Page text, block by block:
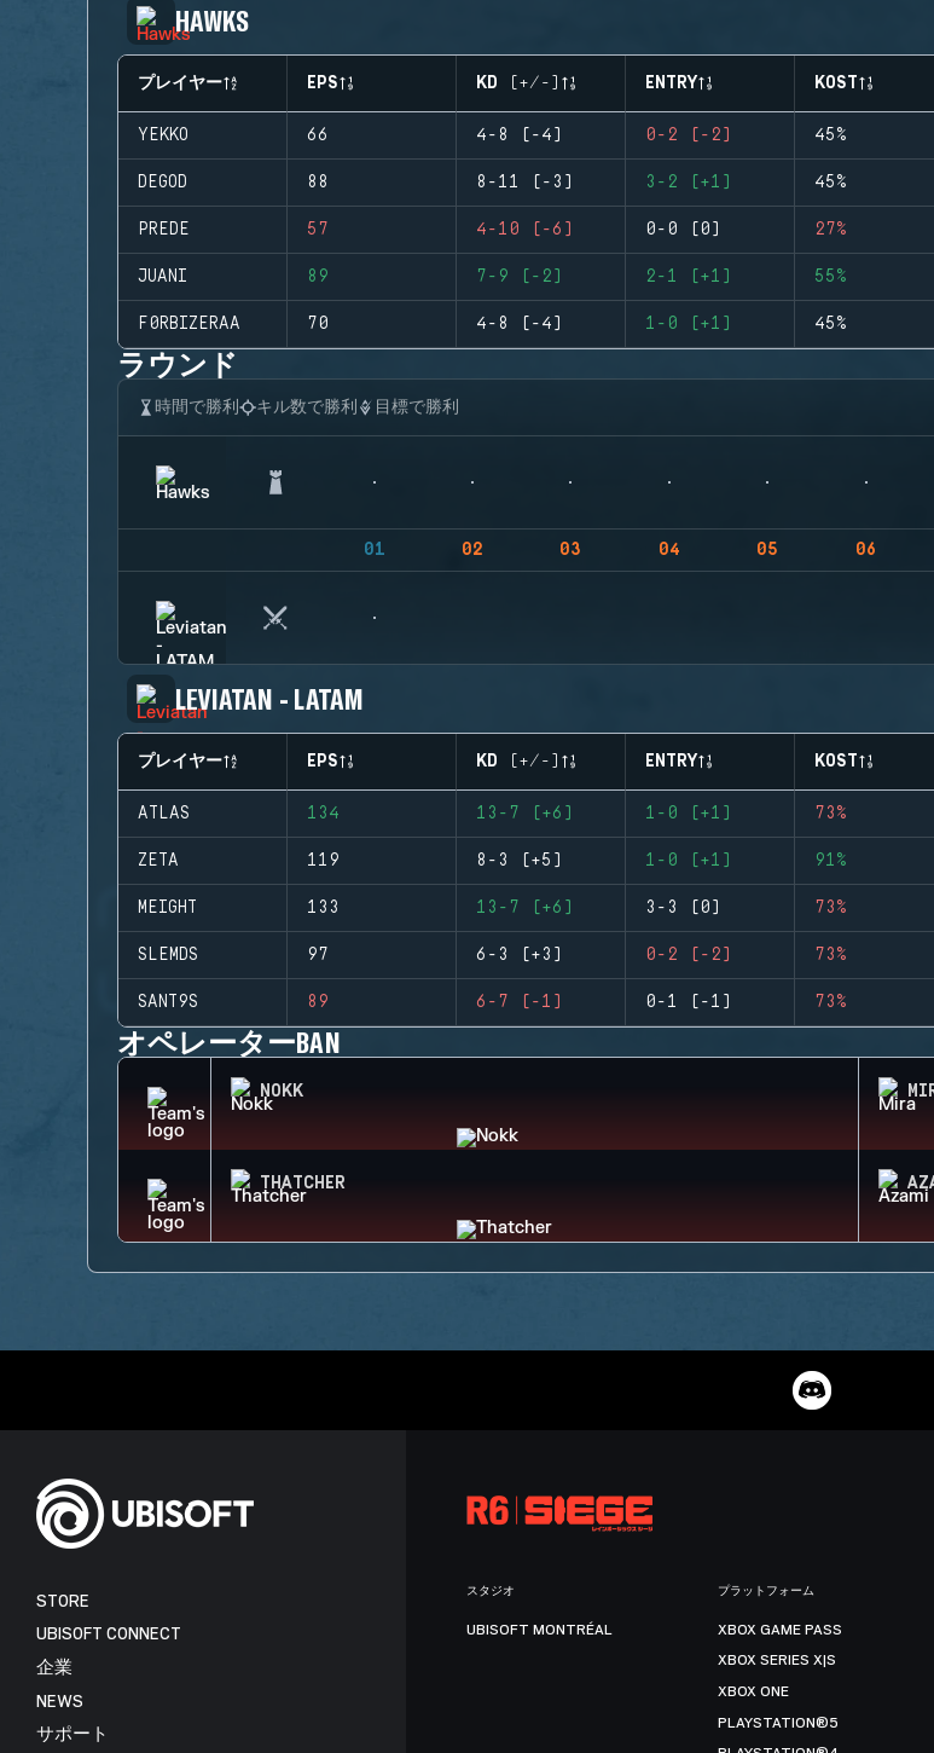
HAWKS
プレイヤー EPS KD (+/-) ENTRY KOST
YEKKO 66 4-8 (-4) 0-2 (-2) 45%
DEGOD 88 8-11 (-3) 3-2 (+1) 45%
PREDE 57 4-10 (-6) 0-0 (0) 27%
JUANI 89 7-9 (-2) 2-1 (+1) 55%
F0RBIZERAA 70 4-8 (-4) 1-0 (+1) 45%
ラウンド
時間で勝利 キル数で勝利 目標で勝利
01 02 03 04 05 06
LEVIATAN - LATAM
プレイヤー EPS KD (+/-) ENTRY KOST
ATLAS 134 13-7 (+6) 1-0 (+1) 73%
ZETA 119 8-3 (+5) 1-0 (+1) 91%
MEIGHT 133 13-7 (+6) 3-3 (0) 73%
SLEMDS 97 6-3 (+3) 0-2 (-2) 73%
SANT9S 89 6-7 (-1) 0-1 (-1) 73%
オペレーターBAN
NOKK
THATCHER
STORE
UBISOFT CONNECT
企業
NEWS
サポート
スタジオ
UBISOFT MONTRÉAL
プラットフォーム
XBOX GAME PASS
XBOX SERIES X|S
XBOX ONE
PLAYSTATION®5